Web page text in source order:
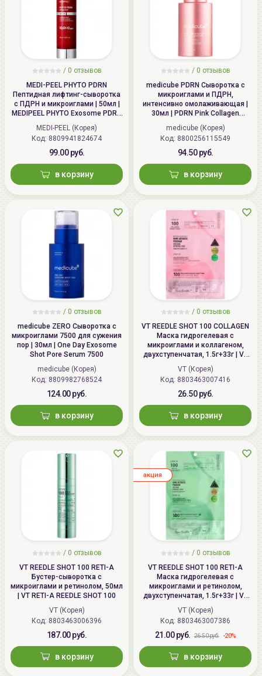
/ 0 отзывов
MEDI-PEEL PHYTO PDRN
Пептидная лифтинг-сыворотка
с ПДРН и микроиглами | 50мл |
MEDIPEEL PHYTO Exosome PDRN
Lifting Shot Serum
MEDI-PEEL (Корея)
Код: 8809941824674
99.00 руб.
в корзину
/ 0 отзывов
medicube PDRN Сыворотка с
микроиглами и ПДРН,
интенсивно омолаживающая |
30мл | PDRN Pink Collagen
Exosome Shot Serum 7500
medicube (Корея)
Код: 8800256115549
94.50 руб.
в корзину
/ 0 отзывов
medicube ZERO Сыворотка с
микроиглами 7500 для сужения
пор | 30мл | One Day Exosome
Shot Pore Serum 7500
medicube (Корея)
Код: 8809982768524
124.00 руб.
в корзину
/ 0 отзывов
VT REEDLE SHOT 100 COLLAGEN
Маска гидрогелевая с
микроиглами и коллагеном,
двухступенчатая, 1.5г+33г | VT
COLLAGEN REEDLE SHOT 100 2
Step Hydrogel Mask
VT (Корея)
Код: 8803463007416
26.50 руб.
в корзину
/ 0 отзывов
VT REEDLE SHOT 100 RETI-A
Бустер-сыворотка с
микроиглами и ретинолом, 50мл
| VT RETI-A REEDLE SHOT 100
VT (Корея)
Код: 8803463006396
187.00 руб.
в корзину
/ 0 отзывов
VT REEDLE SHOT 100 RETI-A
Маска гидрогелевая с
микроиглами и ретинолом,
двухступенчатая, 1.5г+33г | VT
RETI-A REEDLE SHOT 100 2 Step
Hydrogel Mask, Tightening
VT (Корея)
Код: 8803463007386
21.00 руб. 26.50 руб. -20%
в корзину
aкция